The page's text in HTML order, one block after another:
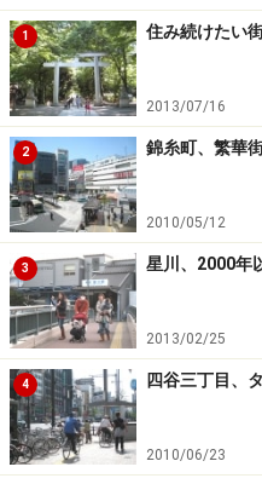
1 住み続けたい
2013/07/16
2 錦糸町、繁華
2010/05/12
3 星川、2000年
2013/02/25
4 四谷三丁目、
2010/06/23